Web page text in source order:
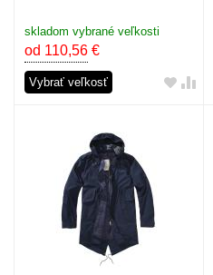
skladom vybrané veľkosti
od 110,56 €
Vybrať veľkosť